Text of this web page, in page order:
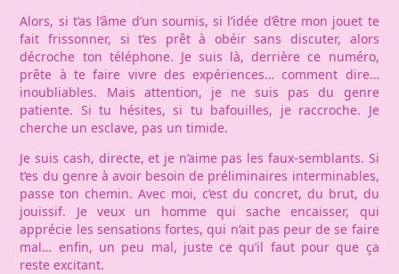
Alors, si t’as l’âme d’un soumis, si l’idée d’être mon jouet te
fait frissonner, si t’es prêt à obéir sans discuter, alors
décroche ton téléphone. Je suis là, derrière ce numéro,
prête à te faire vivre des expériences… comment dire…
inoubliables. Mais attention, je ne suis pas du genre
patiente. Si tu hésites, si tu bafouilles, je raccroche. Je
cherche un esclave, pas un timide.
Je suis cash, directe, et je n’aime pas les faux-semblants. Si
t’es du genre à avoir besoin de préliminaires interminables,
passe ton chemin. Avec moi, c’est du concret, du brut, du
jouissif. Je veux un homme qui sache encaisser, qui
apprécie les sensations fortes, qui n’ait pas peur de se faire
mal… enfin, un peu mal, juste ce qu’il faut pour que ça
reste excitant.